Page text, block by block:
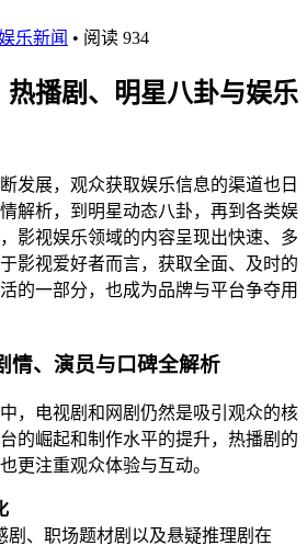
乐新闻 • 阅读 934
热播剧、明星八卦与娱乐
发展，观众获取娱乐信息的渠道也日
解析，到明星动态八卦，再到各类娱
影视娱乐领域的内容呈现出快速、多
影视爱好者而言，获取全面、及时的
的一部分，也成为品牌与平台争夺用
情、演员与口碑全解析
，电视剧和网剧仍然是吸引观众的核
的崛起和制作水平的提升，热播剧的
更注重观众体验与互动。
剧、职场题材剧以及悬疑推理剧在